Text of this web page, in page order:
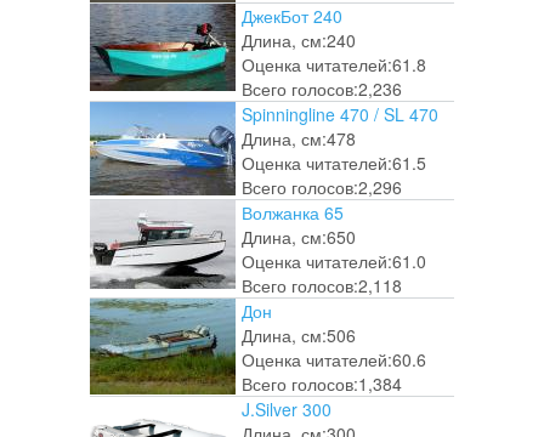
ДжекБот 240
Длина, см:240
Оценка читателей:61.8
Всего голосов:2,236
Spinningline 470 / SL 470
Длина, см:478
Оценка читателей:61.5
Всего голосов:2,296
Волжанка 65
Длина, см:650
Оценка читателей:61.0
Всего голосов:2,118
Дон
Длина, см:506
Оценка читателей:60.6
Всего голосов:1,384
J.Silver 300